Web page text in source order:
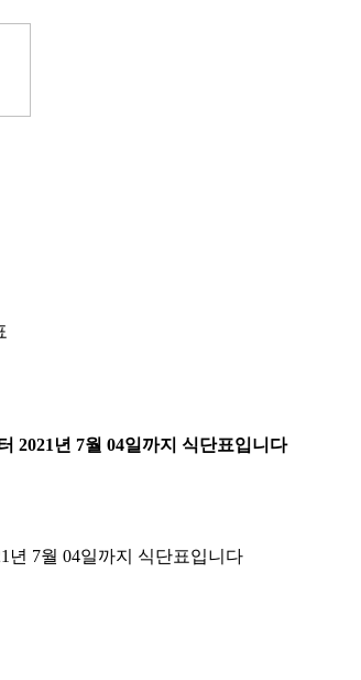
2021년 7월 04일까지 식단표입니다
년 7월 04일까지 식단표입니다